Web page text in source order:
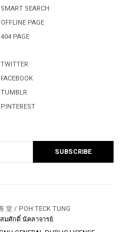
SMART SEARCH
OFFLINE PAGE
404 PAGE
TWITTER
FACEBOOK
TUMBLR
PINTEREST
/ POH TECK TUNG
มศักดิ์ นัคลาจารย์.